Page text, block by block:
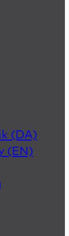
(DA)
(EN)